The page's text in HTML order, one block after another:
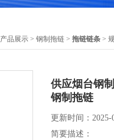
产品展示 > 钢制拖链 > 拖链链条 >
供应烟台钢
钢制拖链
更新时间：2025-
简要描述：